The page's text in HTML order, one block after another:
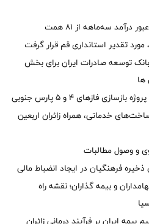
تقدیر استانداری قم قرار گرفت
بانک توسعه صادرات ایران برای بخش
ها
فازهای ۴ و ۵ پارس جنوبی
خدماتی، همراه زائران اربعین
و وصول مطالبات
فرهنگیان در ایجاد انضباط مالی
و بیمه گذاران؛ نقشه راه
ایران بر فرآیند درمانی زائران